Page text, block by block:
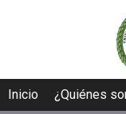
Inicio ¿Quiénes